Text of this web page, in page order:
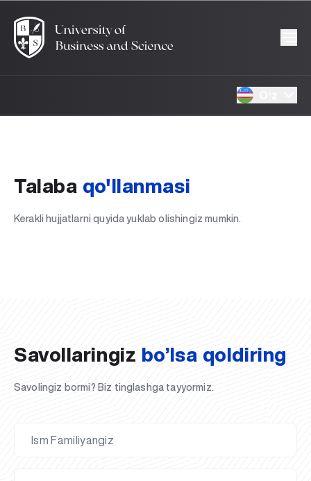
Talaba qo'llanmasi
Kerakli hujjatlarni quyida yuklab olishingiz mumkin.
Savollaringiz bo’lsa qoldiring
Savolingiz bormi? Biz tinglashga tayyormiz.